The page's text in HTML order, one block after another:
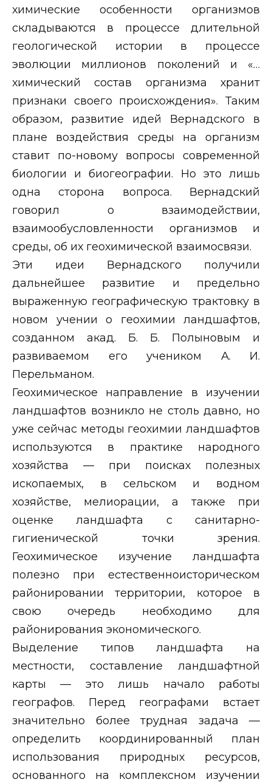
химические особенности организмов
складываются в процессе длительной
геологической истории в процессе
эволюции миллионов поколений и «…
химический состав организма хранит
признаки своего происхождения». Таким
образом, развитие идей Вернадского в
плане воздействия среды на организм
ставит по-новому вопросы современной
биологии и биогеографии. Но это лишь
одна сторона вопроса. Вернадский
говорил о взаимодействии,
взаимообусловленности организмов и
среды, об их геохимической взаимосвязи.
Эти идеи Вернадского получили
дальнейшее развитие и предельно
выраженную географическую трактовку в
новом учении о геохимии ландшафтов,
созданном акад. Б. Б. Полыновым и
развиваемом его учеником А. И.
Перельманом.
Геохимическое направление в изучении
ландшафтов возникло не столь давно, но
уже сейчас методы геохимии ландшафтов
используются в практике народного
хозяйства — при поисках полезных
ископаемых, в сельском и водном
хозяйстве, мелиорации, а также при
оценке ландшафта с санитарно-
гигиенической точки зрения.
Геохимическое изучение ландшафта
полезно при естественноисторическом
районировании территории, которое в
свою очередь необходимо для
районирования экономического.
Выделение типов ландшафта на
местности, составление ландшафтной
карты — это лишь начало работы
географов. Перед географами встает
значительно более трудная задача —
определить координированный план
использования природных ресурсов,
основанного на комплексном изучении